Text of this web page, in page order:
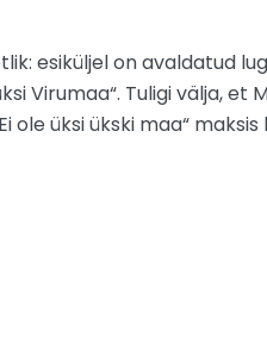
esiküljel on avaldatud
Virumaa“. Tuligi välja,
üksi ükski maa“